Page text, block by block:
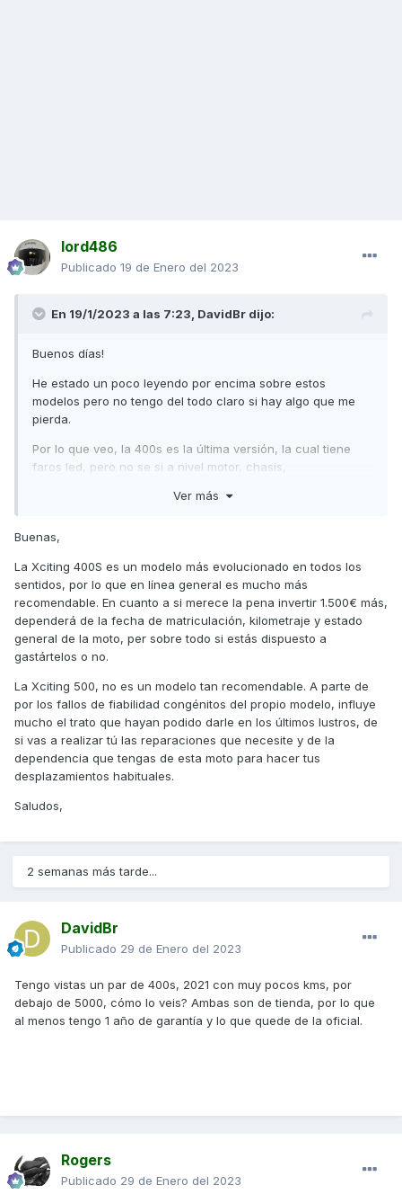
lord486
Publicado 19 de Enero del 2023
En 19/1/2023 a las 7:23, DavidBr dijo:
Buenos días!
He estado un poco leyendo por encima sobre estos
modelos pero no tengo del todo claro si hay algo que me
pierda.
Por lo que veo, la 400s es la última versión, la cual tiene
faros led, pero no se si a nivel motor, chasis,
invertir de media 1500€ más en el mercado de segunda
urbanos y salir a carretera cuando necesite, también estoy
mirando la Xciting 500, que las localizo por 2000 +-
A ver si podéis echarme un cable.
Saludos!
Ver más
Buenas,
La Xciting 400S es un modelo más evolucionado en todos los
sentidos, por lo que en línea general es mucho más
recomendable. En cuanto a si merece la pena invertir 1.500€ más,
dependerá de la fecha de matriculación, kilometraje y estado
general de la moto, per sobre todo si estás dispuesto a
gastártelos o no.
La Xciting 500, no es un modelo tan recomendable. A parte de
por los fallos de fiabilidad congénitos del propio modelo, influye
mucho el trato que hayan podido darle en los últimos lustros, de
si vas a realizar tú las reparaciones que necesite y de la
dependencia que tengas de esta moto para hacer tus
desplazamientos habituales.
Saludos,
2 semanas más tarde...
DavidBr
Publicado 29 de Enero del 2023
Tengo vistas un par de 400s, 2021 con muy pocos kms, por
debajo de 5000, cómo lo veis? Ambas son de tienda, por lo que
al menos tengo 1 año de garantía y lo que quede de la oficial.
Rogers
Publicado 29 de Enero del 2023